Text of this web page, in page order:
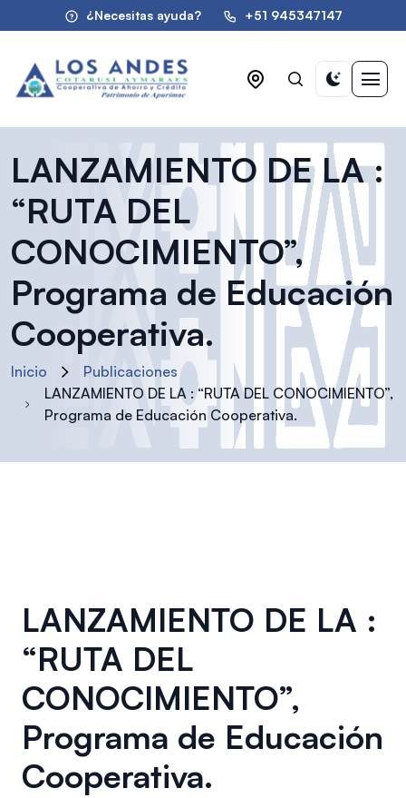
¿Necesitas ayuda? +51 945347147
LANZAMIENTO DE LA :
“RUTA DEL
CONOCIMIENTO”,
Programa de Educación
Cooperativa.
Inicio
Publicaciones
LANZAMIENTO DE LA : “RUTA DEL CONOCIMIENTO”,
Programa de Educación Cooperativa.
LANZAMIENTO DE LA :
“RUTA DEL
CONOCIMIENTO”,
Programa de Educación
Cooperativa.